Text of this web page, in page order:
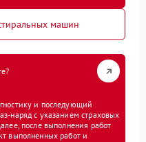
машин
и последующий
наряд с указанием страховых
после выполнения работ
выполненных работ и